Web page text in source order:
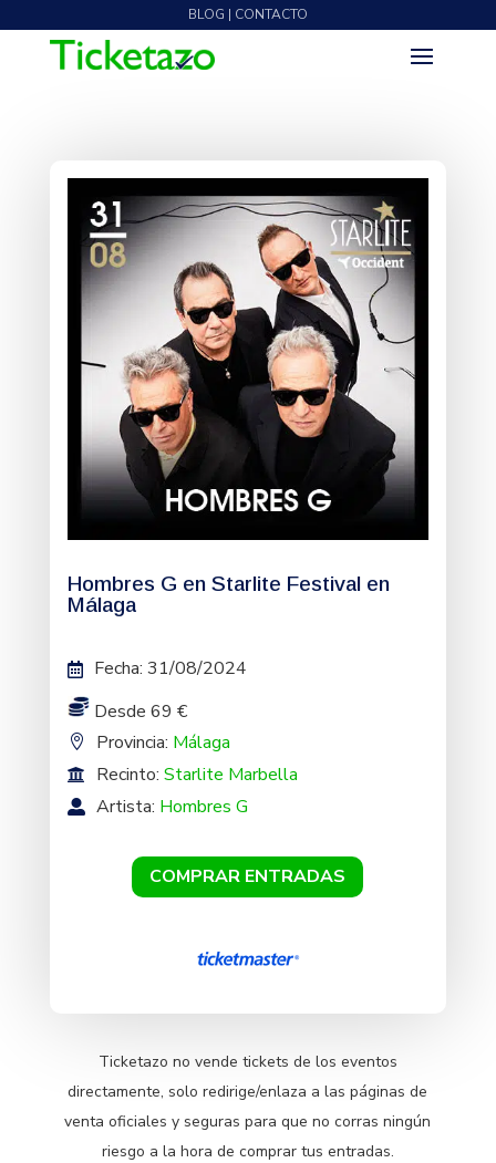
BLOG | CONTACTO
Hombres G en Starlite Festival en
Málaga
Fecha: 31/08/2024
Desde 69 €
Provincia: Málaga
Recinto: Starlite Marbella
Artista: Hombres G
COMPRAR ENTRADAS
Ticketazo no vende tickets de los eventos
directamente, solo redirige/enlaza a las páginas de
venta oficiales y seguras para que no corras ningún
riesgo a la hora de comprar tus entradas.